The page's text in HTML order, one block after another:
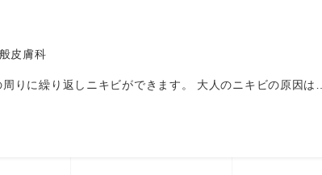
皮膚科
りに繰り返しニキビができます。 大人のニキビの原因は…